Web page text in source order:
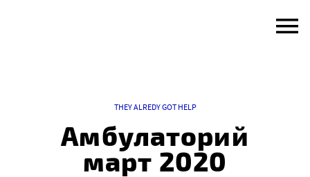
THEY ALREDY GOT HELP
Амбулаторий
март 2020